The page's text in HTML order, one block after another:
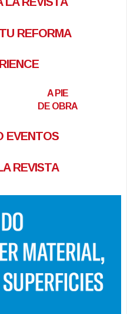
REFORMA
A PIE
DE OBRA
EVENTOS
REVISTA